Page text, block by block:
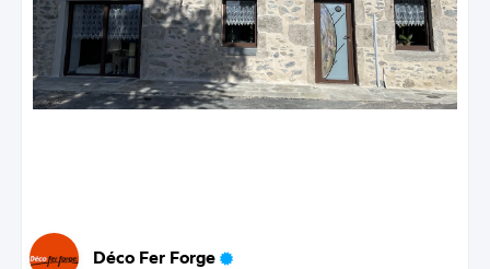
Déco Fer Forge